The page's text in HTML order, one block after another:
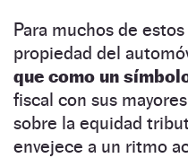
Para muchos de estos
propiedad del
que como un
fiscal con sus
sobre la equidad
envejece a un ritmo